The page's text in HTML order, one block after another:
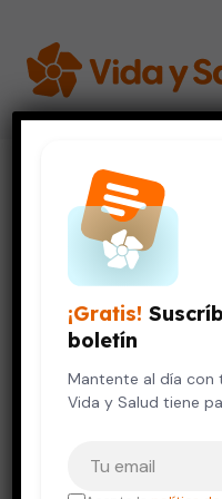
Videos de Salud
El cáncer de ovario es
SALUD DE LA
El cáncer de
las aspirinas
12 de octubre, 2023
¡Gratis!
boletín
Mantente al día con
Vida y Salud tiene